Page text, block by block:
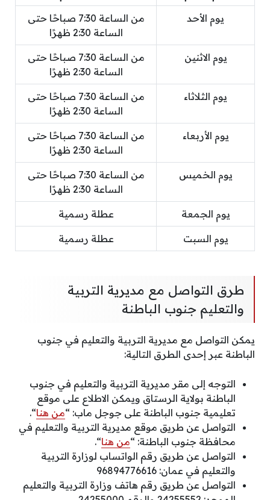
يوم الأحد
من الساعة 7:30 صباحًا حتى
الساعة 2:30 ظهرًا
يوم الاثنين
من الساعة 7:30 صباحًا حتى
الساعة 2:30 ظهرًا
يوم الثلاثاء
من الساعة 7:30 صباحًا حتى
الساعة 2:30 ظهرًا
يوم الأربعاء
من الساعة 7:30 صباحًا حتى
الساعة 2:30 ظهرًا
يوم الخميس
من الساعة 7:30 صباحًا حتى
الساعة 2:30 ظهرًا
يوم الجمعة عطلة رسمية
يوم السبت عطلة رسمية
طرق التواصل مع مديرية التربية
والتعليم جنوب الباطنة
يمكن التواصل مع مديرية التربية والتعليم في جنوب
الباطنة عبر إحدى الطرق التالية:
التوجه إلى مقر مديرية التربية والتعليم في جنوب
الباطنة بولاية الرستاق ويمكن الاطلاع على موقع
تعليمية جنوب الباطنة على جوجل ماب: “من هنا“.
التواصل عن طريق موقع مديرية التربية والتعليم في
محافظة جنوب الباطنة: “من هنا“.
التواصل عن طريق رقم الواتساب لوزارة التربية
والتعليم في عمان: 96894776616
التواصل عن طريق رقم هاتف وزارة التربية والتعليم